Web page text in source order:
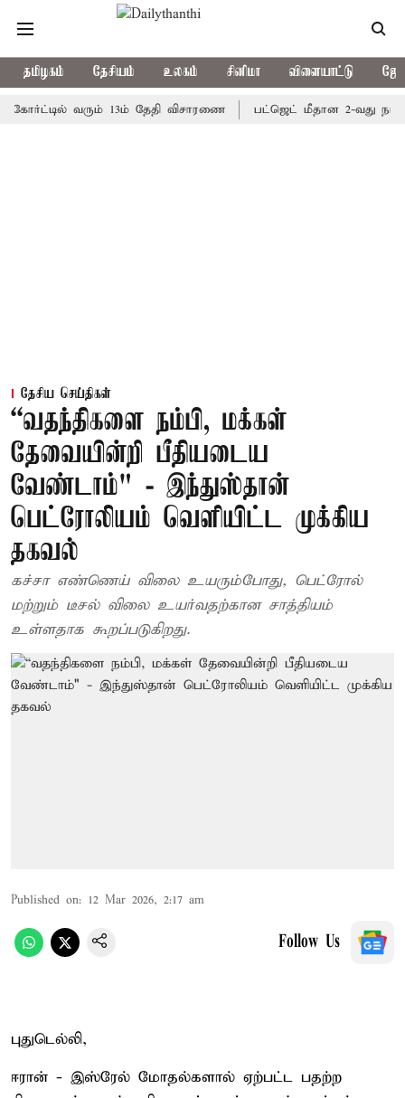
தமிழகம் தேசியம் உலகம் சினிமா விளையாட்டு
வரும் 13ம் தேதி விசாரணை பட்ஜெட் மீதான 2-வது நாள்;
தேசிய செய்திகள்
“வதந்திகளை நம்பி, மக்கள்
தேவையின்றி பீதியடைய
வேண்டாம்" - இந்துஸ்தான்
பெட்ரோலியம் வெளியிட்ட முக்கிய
தகவல்
கச்சா எண்ணெய் விலை உயரும்போது, பெட்ரோல்
மற்றும் டீசல் விலை உயர்வதற்கான சாத்தியம்
உள்ளதாக கூறப்படுகிறது.
Published on: 12 Mar 2026, 2:17 am
Follow Us
புதுடெல்லி,
ஈரான் - இஸ்ரேல் மோதல்களால் ஏற்பட்ட பதற்ற